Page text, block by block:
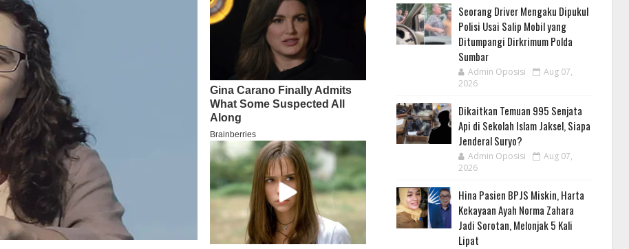
Seorang Driver Mengaku Dipukul
Polisi Usai Salip Mobil yang
Ditumpangi Dirkrimum Polda
Sumbar
Admin Oposisi
Aug 07,
2026
Dikaitkan Temuan 995 Senjata
Api di Sekolah Islam Jaksel, Siapa
Jenderal Suryo?
Admin Oposisi
Aug 07,
2026
Hina Pasien BPJS Miskin, Harta
Kekayaan Ayah Norma Zahara
Jadi Sorotan, Melonjak 5 Kali
Lipat